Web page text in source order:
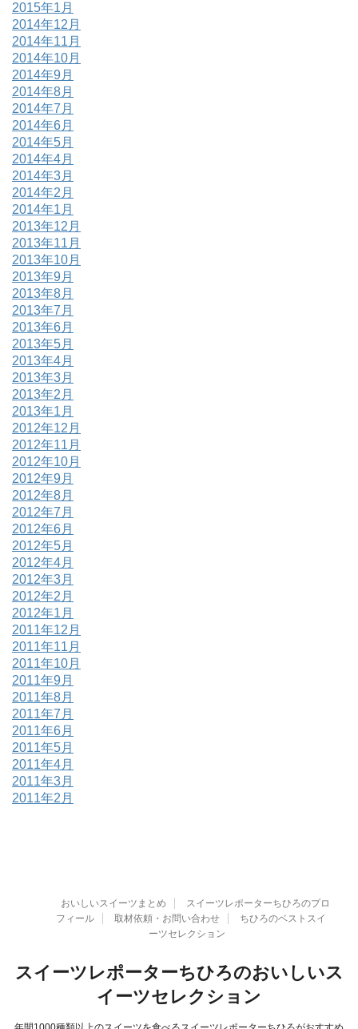
2015年1月
2014年12月
2014年11月
2014年10月
2014年9月
2014年8月
2014年7月
2014年6月
2014年5月
2014年4月
2014年3月
2014年2月
2014年1月
2013年12月
2013年11月
2013年10月
2013年9月
2013年8月
2013年7月
2013年6月
2013年5月
2013年4月
2013年3月
2013年2月
2013年1月
2012年12月
2012年11月
2012年10月
2012年9月
2012年8月
2012年7月
2012年6月
2012年5月
2012年4月
2012年3月
2012年2月
2012年1月
2011年12月
2011年11月
2011年10月
2011年9月
2011年8月
2011年7月
2011年6月
2011年5月
2011年4月
2011年3月
2011年2月
おいしいスイーツまとめ
スイーツレポーターちひろのプロ
フィール
取材依頼・お問い合わせ
ちひろのベストスイ
ーツセレクション
スイーツレポーターちひろのおいしいス
イーツセレクション